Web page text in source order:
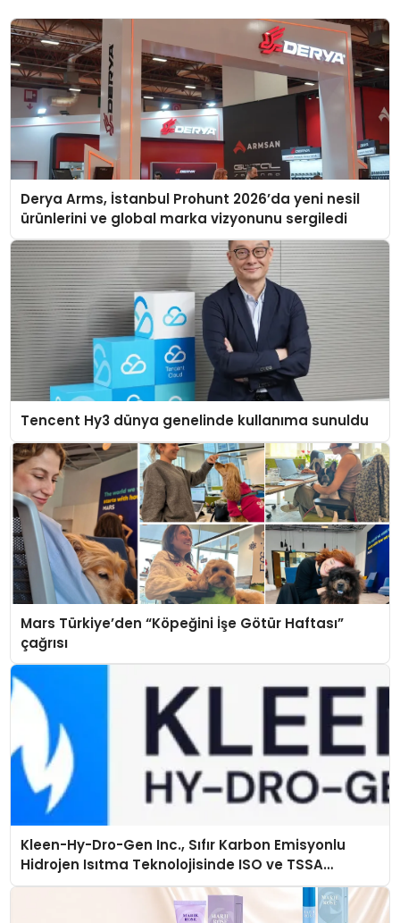
Derya Arms, İstanbul Prohunt 2026’da yeni nesil
ürünlerini ve global marka vizyonunu sergiledi
Tencent Hy3 dünya genelinde kullanıma sunuldu
Mars Türkiye’den “Köpeğini İşe Götür Haftası”
çağrısı
Kleen-Hy-Dro-Gen Inc., Sıfır Karbon Emisyonlu
Hidrojen Isıtma Teknolojisinde ISO ve TSSA
Düzenleyici Onaylarını Aldı